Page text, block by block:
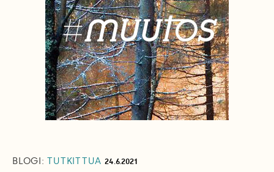
BLOGI: TUTKITTUA 24.6.2021